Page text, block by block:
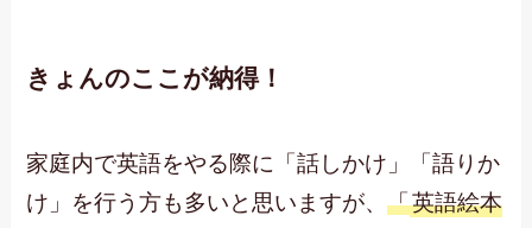
きょんのここが納得！
家庭内で英語をやる際に「話しかけ」「語りか
け」を行う方も多いと思いますが、「英語絵本